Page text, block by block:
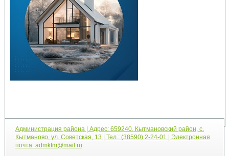
Администрация района | Адрес: 659240, Кытмановский район, с.
Кытманово, ул. Советская, 13 | Тел.: (38590) 2-24-01 | Электронная
почта: admktm@mail.ru